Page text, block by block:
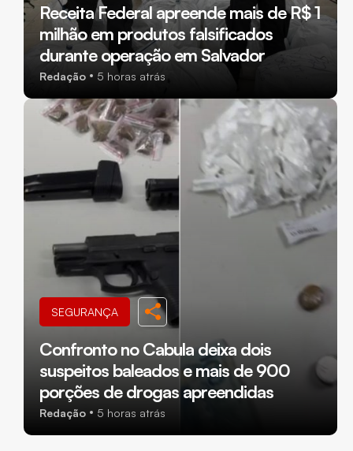
Receita Federal apreende mais de R$ 1
milhão em produtos falsificados
durante operação em Salvador
Redação 5 horas atrás
SEGURANÇA
Confronto no Cabula deixa dois
suspeitos baleados e mais de 900
porções de drogas apreendidas
Redação 5 horas atrás